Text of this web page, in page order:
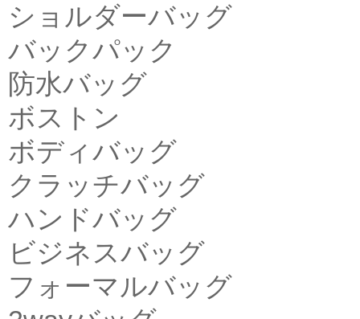
ショルダーバッグ
バックパック
防水バッグ
ボストン
ボディバッグ
クラッチバッグ
ハンドバッグ
ビジネスバッグ
フォーマルバッグ